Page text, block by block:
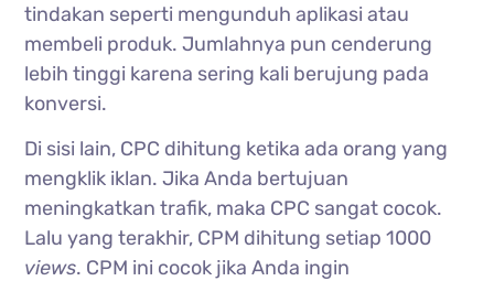
tindakan seperti mengunduh aplikasi atau
membeli produk. Jumlahnya pun cenderung
lebih tinggi karena sering kali berujung pada
konversi.
Di sisi lain, CPC dihitung ketika ada orang yang
mengklik iklan. Jika Anda bertujuan
meningkatkan trafik, maka CPC sangat cocok.
Lalu yang terakhir, CPM dihitung setiap 1000
views. CPM ini cocok jika Anda ingin